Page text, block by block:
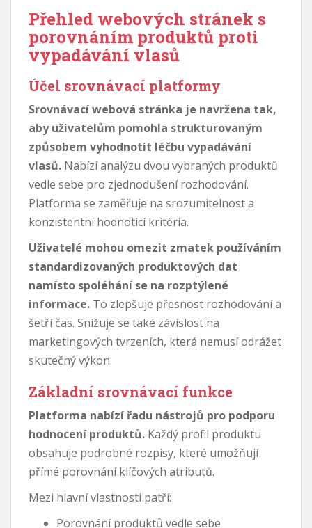
Přehled webových stránek s
porovnáním produktů proti
vypadávání vlasů
Účel srovnávací platformy
Srovnávací webová stránka je navržena tak,
aby uživatelům pomohla strukturovaným
způsobem vyhodnotit léčbu vypadávání
vlasů. Nabízí analýzu dvou vybraných produktů
vedle sebe pro zjednodušení rozhodování.
Platforma se zaměřuje na srozumitelnost a
konzistentní hodnotící kritéria.
Uživatelé mohou omezit zmatek používáním
standardizovaných produktových dat
namísto spoléhání se na rozptýlené
informace. To zlepšuje přesnost rozhodování a
šetří čas. Snižuje se také závislost na
marketingových tvrzeních, která nemusí odrážet
skutečný výkon.
Základní srovnávací funkce
Platforma nabízí řadu nástrojů pro podporu
hodnocení produktů. Každý profil produktu
obsahuje podrobné rozpisy, které umožňují
přímé porovnání klíčových atributů.
Mezi hlavní vlastnosti patří:
Porovnání produktů vedle sebe